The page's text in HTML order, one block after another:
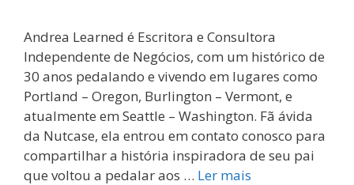
Andrea Learned é Escritora e Consultora
Independente de Negócios, com um histórico de
30 anos pedalando e vivendo em lugares como
Portland – Oregon, Burlington – Vermont, e
atualmente em Seattle – Washington. Fã ávida
da Nutcase, ela entrou em contato conosco para
compartilhar a história inspiradora de seu pai
que voltou a pedalar aos … Ler mais